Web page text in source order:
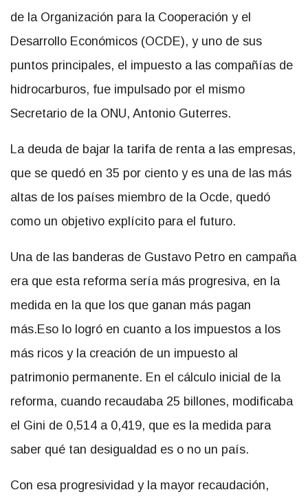
de la Organización para la Cooperación y el
Desarrollo Económicos (OCDE), y uno de sus
puntos principales, el impuesto a las compañías de
hidrocarburos, fue impulsado por el mismo
Secretario de la ONU, Antonio Guterres.
La deuda de bajar la tarifa de renta a las empresas,
que se quedó en 35 por ciento y es una de las más
altas de los países miembro de la Ocde, quedó
como un objetivo explícito para el futuro.
Una de las banderas de Gustavo Petro en campaña
era que esta reforma sería más progresiva, en la
medida en la que los que ganan más pagan
más.Eso lo logró en cuanto a los impuestos a los
más ricos y la creación de un impuesto al
patrimonio permanente. En el cálculo inicial de la
reforma, cuando recaudaba 25 billones, modificaba
el Gini de 0,514 a 0,419, que es la medida para
saber qué tan desigualdad es o no un país.
Con esa progresividad y la mayor recaudación,